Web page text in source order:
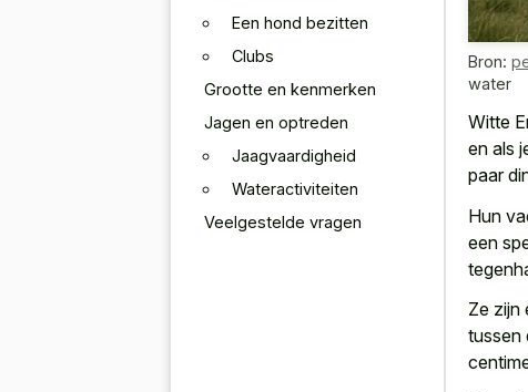
Een hond bezitten
Clubs
Grootte en kenmerken
Jagen en optreden
Jaagvaardigheid
Wateractiviteiten
Veelgestelde vragen
Bron:
water
Witte
en als
paar
Hun
een
Ze zijn
tussen